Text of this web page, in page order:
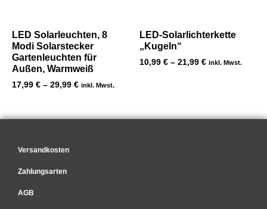
LED Solarleuchten, 8
Modi Solarstecker
Gartenleuchten für
Außen, Warmweiß
17,99 € – 29,99 € inkl. Mwst.
LED-Solarlichterkette
„Kugeln“
10,99 € – 21,99 € inkl. Mwst.
Versandkosten
Zahlungsarten
AGB